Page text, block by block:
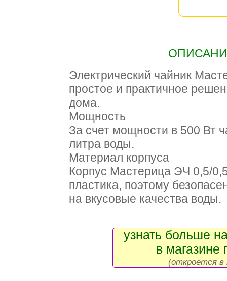
Электрический чайник
простое и практичное
дома.
Мощность
За счет мощности в 500 Вт
литра воды.
Материал корпуса
Корпус Мастерица ЭЧ 0,5/
пластика, поэтому
на вкусовые качества воды.
узнать больше
в магазине
(откроется в